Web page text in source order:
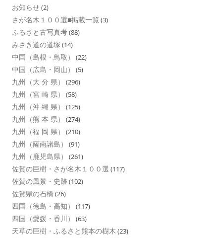
お知らせ(2)
さが名木１００選■掲載一覧 (3)
ふるさと古写真考(88)
みさき道の道塚 (14)
中国（島根・鳥取） (22)
中国（広島・岡山） (5)
九州（大 分 県） (296)
九州（宮 崎 県） (58)
九州（沖 縄 県） (125)
九州（熊 本 県） (274)
九州（福 岡 県） (210)
九州（薩南諸島） (91)
九州（鹿児島県） (261)
佐賀の巨樹・さが名木１００選 (117)
佐賀の風景・史跡(102)
佐賀県の石橋 (26)
四国（徳島・高知） (117)
四国（愛媛・香川） (63)
天草の巨樹・ふるさと熊本の樹木 (23)